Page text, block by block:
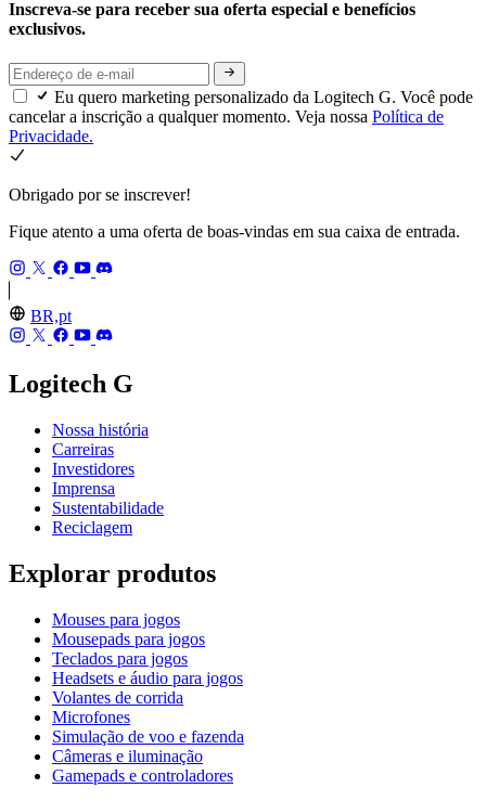
Inscreva-se para receber sua oferta especial e benefícios
exclusivos.
Eu quero marketing personalizado da Logitech G. Você pode
cancelar a inscrição a qualquer momento. Veja nossa Política de
Privacidade.
Obrigado por se inscrever!
Fique atento a uma oferta de boas-vindas em sua caixa de entrada.
BR,pt
Logitech G
Nossa história
Carreiras
Investidores
Imprensa
Sustentabilidade
Reciclagem
Explorar produtos
Mouses para jogos
Mousepads para jogos
Teclados para jogos
Headsets e áudio para jogos
Volantes de corrida
Microfones
Simulação de voo e fazenda
Câmeras e iluminação
Gamepads e controladores